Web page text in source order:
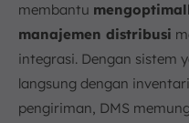
membantu
manajemen distribusi
integrasi. Dengan sistem
langsung dengan
pengiriman, DMS